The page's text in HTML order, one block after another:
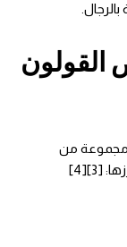
القولون
مجموعة من
[3][4]